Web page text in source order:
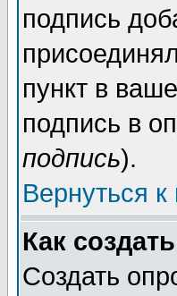
подпись
пункт в
подпись в
подпись).
Вернуться к
Как
Создать